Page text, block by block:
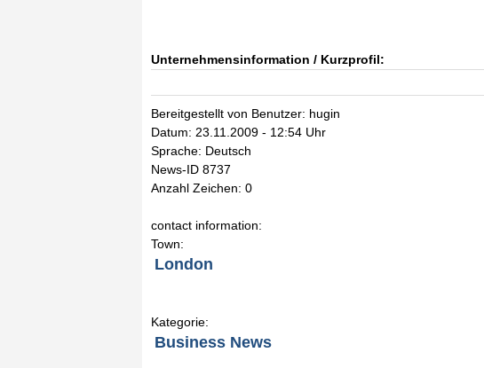
Unternehmensinformation / Kurzprofil:
Bereitgestellt von Benutzer: hugin
Datum: 23.11.2009 - 12:54 Uhr
Sprache: Deutsch
News-ID 8737
Anzahl Zeichen: 0
contact information:
Town:
London
Kategorie:
Business News